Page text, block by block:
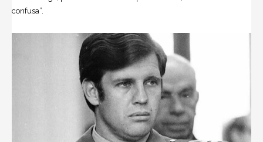
confusa”.